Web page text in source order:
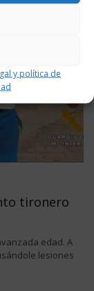
y política de
tironero
edad. A
lesiones